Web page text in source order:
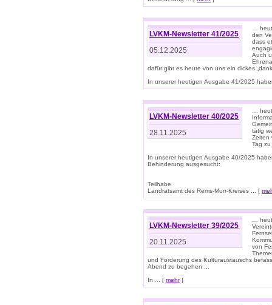
LVKM-Newsletter 41/2025
05.12.2025
…
den
dass
Auch
dafür gibt es heute von uns ein dickes
In unserer heutigen Ausgabe 41/2025
LVKM-Newsletter 40/2025
28.11.2025
…
tätig
Zeiten
Tag
In unserer heutigen Ausgabe 40/2025
Behinderung ausgesucht:
Teilhabe
Landratsamt des Rems-Murr-Kreises ... [
LVKM-Newsletter 39/2025
20.11.2025
…
von
und Förderung des Kulturaustauschs
Abend zu begehen ...
In ... [ mehr]